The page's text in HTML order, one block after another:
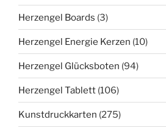
Herzengel Boards (3)
Herzengel Energie Kerzen (10)
Herzengel Glücksboten (94)
Herzengel Tablett (106)
Kunstdruckkarten (275)